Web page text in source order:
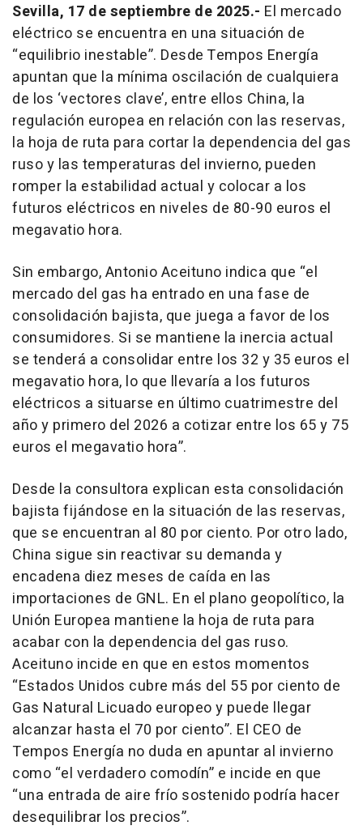
Sevilla, 17 de septiembre de 2025.- El mercado
eléctrico se encuentra en una situación de
“equilibrio inestable”. Desde Tempos Energía
apuntan que la mínima oscilación de cualquiera
de los ‘vectores clave’, entre ellos China, la
regulación europea en relación con las reservas,
la hoja de ruta para cortar la dependencia del gas
ruso y las temperaturas del invierno, pueden
romper la estabilidad actual y colocar a los
futuros eléctricos en niveles de 80-90 euros el
megavatio hora.
Sin embargo, Antonio Aceituno indica que “el
mercado del gas ha entrado en una fase de
consolidación bajista, que juega a favor de los
consumidores. Si se mantiene la inercia actual
se tenderá a consolidar entre los 32 y 35 euros el
megavatio hora, lo que llevaría a los futuros
eléctricos a situarse en último cuatrimestre del
año y primero del 2026 a cotizar entre los 65 y 75
euros el megavatio hora”.
Desde la consultora explican esta consolidación
bajista fijándose en la situación de las reservas,
que se encuentran al 80 por ciento. Por otro lado,
China sigue sin reactivar su demanda y
encadena diez meses de caída en las
importaciones de GNL. En el plano geopolítico, la
Unión Europea mantiene la hoja de ruta para
acabar con la dependencia del gas ruso.
Aceituno incide en que en estos momentos
“Estados Unidos cubre más del 55 por ciento de
Gas Natural Licuado europeo y puede llegar
alcanzar hasta el 70 por ciento”. El CEO de
Tempos Energía no duda en apuntar al invierno
como “el verdadero comodín” e incide en que
“una entrada de aire frío sostenido podría hacer
desequilibrar los precios”.